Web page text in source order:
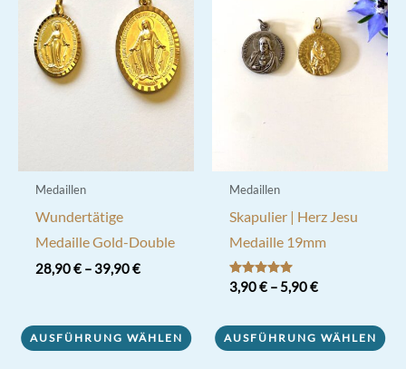
Medaillen
Wundertätige
Medaille Gold-Double
28,90€– 39,90€
AUSFÜHRUNG WÄHLEN
weist
Medaillen
Skapulier | Herz Jesu
Medaille 19mm
Bewertet mit
5.00
3,90€– 5,90€
AUSFÜHRUNG WÄHLEN
Produkt